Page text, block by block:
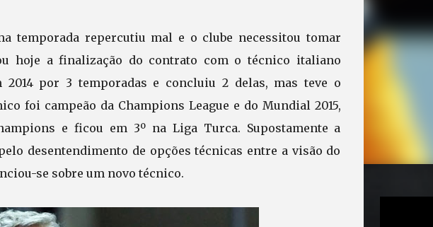
temporada repercutiu mal e o clube necessitou tomar
hoje a finalização do contrato com o técnico italiano
2014 por 3 temporadas e concluiu 2 delas, mas teve o
foi campeão da Champions League e do Mundial 2015,
e ficou em 3º na Liga Turca. Supostamente a
desentendimento de opções técnicas entre a visão do
se sobre um novo técnico.